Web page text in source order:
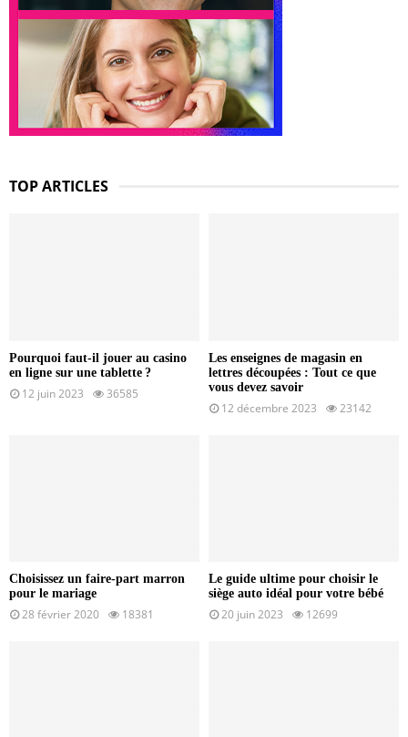
TOP ARTICLES
Pourquoi faut-il jouer au casino
en ligne sur une tablette ?
12 juin 2023 36585
Les enseignes de magasin en
lettres découpées : Tout ce que
vous devez savoir
12 décembre 2023 23142
Choisissez un faire-part marron
pour le mariage
28 février 2020 18381
Le guide ultime pour choisir le
siège auto idéal pour votre bébé
20 juin 2023 12699